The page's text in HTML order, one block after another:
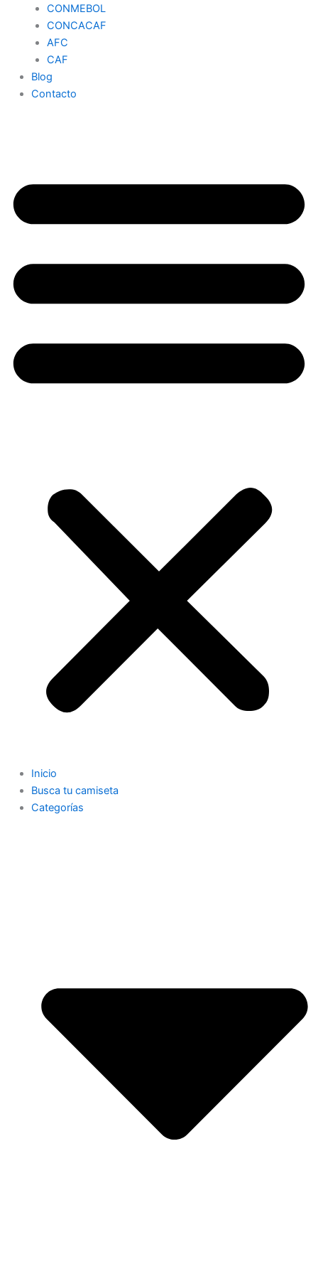
CONMEBOL
CONCACAF
AFC
CAF
Blog
Contacto
Inicio
Busca tu camiseta
Categorías